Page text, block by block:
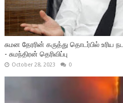
சுமன தேரரின் கருத்து தொடர்பில் உரிய
- சுமந்திரன் தெரிவிப்பு
October 28, 2023 0